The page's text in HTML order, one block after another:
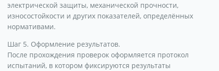
электрической защиты, механической прочности,
износостойкости и других показателей, определённых
нормативами.
Шаг 5. Оформление результатов.
После прохождения проверок оформляется протокол
испытаний, в котором фиксируются результаты